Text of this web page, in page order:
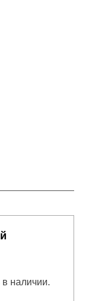
наличии.